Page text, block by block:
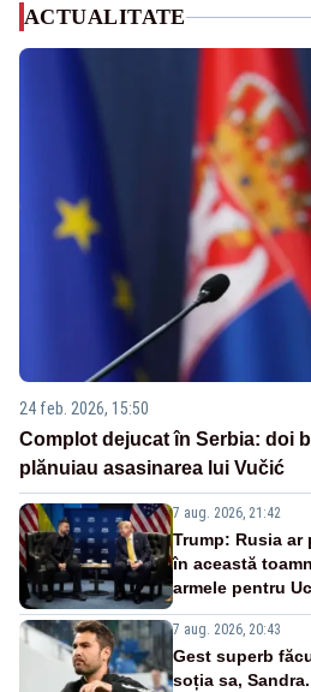
ACTUALITATE
24 feb. 2026, 15:50
Complot dejucat în Serbia: doi
plănuiau asasinarea lui Vučić
7 aug. 2026, 21:42
Trump: Rusia ar
în această
armele pentru
7 aug. 2026, 20:43
Gest superb
soția sa,